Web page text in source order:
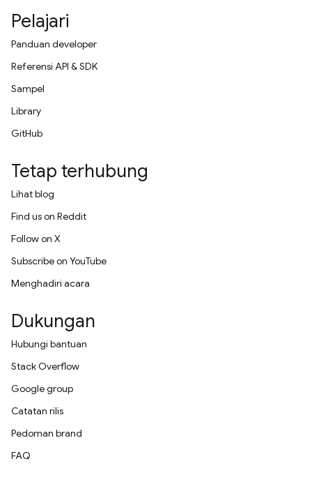
Pelajari
Panduan developer
Referensi API & SDK
Sampel
Library
GitHub
Tetap terhubung
Lihat blog
Find us on Reddit
Follow on X
Subscribe on YouTube
Menghadiri acara
Dukungan
Hubungi bantuan
Stack Overflow
Google group
Catatan rilis
Pedoman brand
FAQ